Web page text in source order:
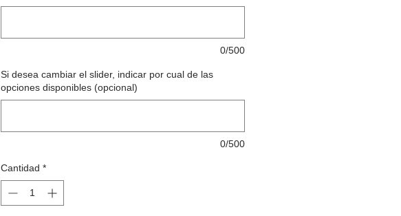
0/500
Si desea cambiar el slider, indicar por cual de las
opciones disponibles (opcional)
0/500
Cantidad *